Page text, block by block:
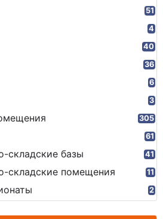
51
4
40
36
6
3
305
61
складские базы 41
складские помещения 11
2